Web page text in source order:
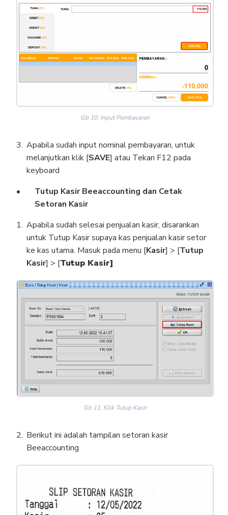
Gb 10. Input Pembayaran
Apabila sudah input nominal pembayaran, untuk
melanjutkan klik [SAVE] atau Tekan F12 pada
keyboard
Tutup Kasir Beeaccounting dan Cetak
Setoran Kasir
Apabila sudah selesai penjualan kasir, disarankan
untuk Tutup Kasir supaya kas penjualan kasir setor
ke kas utama. Masuk pada menu [Kasir] > [Tutup
Kasir] > [Tutup Kasir]
Gb 11. Klik Tutup Kasir
Berikut ini adalah tampilan setoran kasir
Beeaccounting